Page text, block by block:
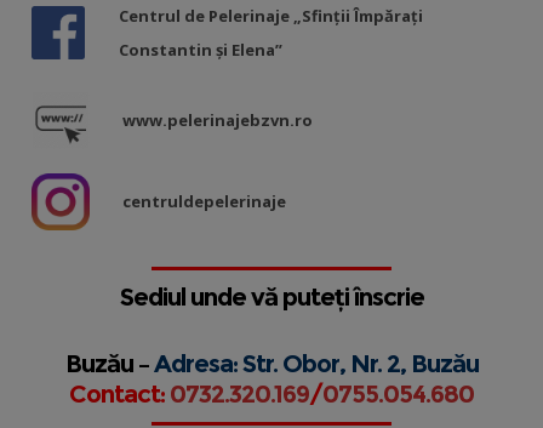
Centrul de Pelerinaje „Sfinții Împărați
Constantin și Elena”
www.pelerinajebzvn.ro
centruldepelerinaje
Sediul unde vă puteți înscrie
Buzău –Adresa: Str. Obor, Nr. 2, Buzău
Contact: 0732.320.169/0755.054.680